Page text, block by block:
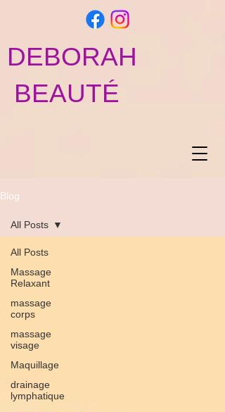
DEBORAH
BEAUTÉ
Blog
All Posts
Massage
Relaxant
massage
corps
massage
visage
Maquillage
drainage
lymphatique
All Posts